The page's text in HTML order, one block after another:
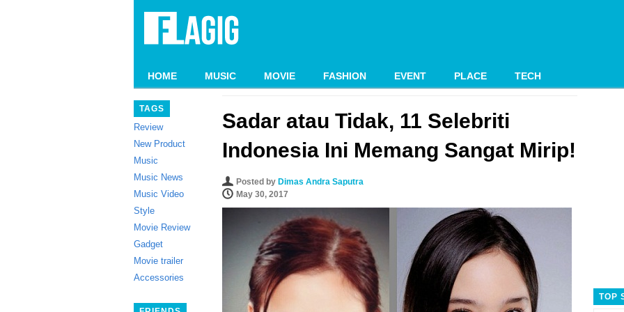
HOME MUSIC MOVIE FASHION EVENT PLACE TECH
TAGS
Review
New Product
Music
Music News
Music Video
Style
Movie Review
Gadget
Movie trailer
Accessories
Sadar atau Tidak, 11 Selebriti
Indonesia Ini Memang Sangat Mirip!
Posted by Dimas Andra Saputra
May 30, 2017
TOP